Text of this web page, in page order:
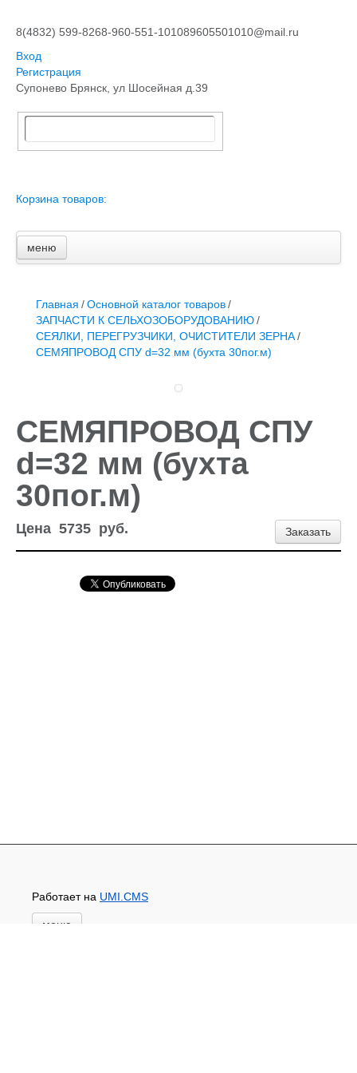
8(4832) 599-8268-960-551-101089605501010@mail.ru
Вход
Регистрация
Супонево Брянск, ул Шосейная д.39
Корзина товаров:
меню
Главная
ЗАПЧАСТИ К АВТОТРАКТОРНОЙ ТЕХНИКЕ
СТАРТЕРЫ, ГЕНЕРАТОРЫ
АККУМУЛЯТОРЫ,РЕМНИ,МАНЖЕТЫ, РВД И ДРУГОЕ
ЗАПЧАСТИ К СЕЛЬХОЗОБОРУДОВАНИЮ
Главная /Основной каталог товаров/
ЗАПЧАСТИ К СЕЛЬХОЗОБОРУДОВАНИЮ/
СЕЯЛКИ, ПЕРЕГРУЗЧИКИ, ОЧИСТИТЕЛИ ЗЕРНА/
СЕМЯПРОВОД СПУ d=32 мм (бухта 30пог.м)
СЕМЯПРОВОД СПУ
d=32 мм (бухта
30пог.м)
Заказать
Цена 5735 руб.
Работает на UMI.CMS
меню